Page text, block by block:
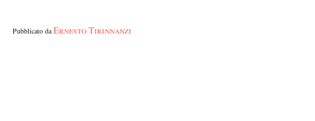
Pubblicato daErnesto Tirinnanzi